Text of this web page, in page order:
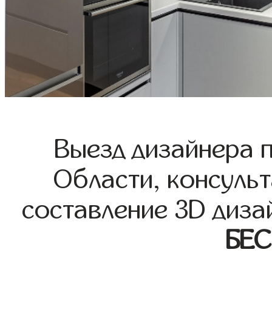
Выезд дизайнера
Области,
составление 3D